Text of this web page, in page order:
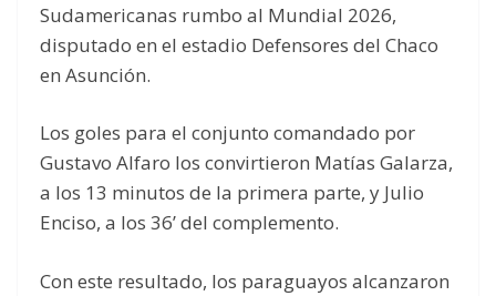
Sudamericanas rumbo al Mundial 2026,
disputado en el estadio Defensores del Chaco
en Asunción.
Los goles para el conjunto comandado por
Gustavo Alfaro los convirtieron Matías Galarza,
a los 13 minutos de la primera parte, y Julio
Enciso, a los 36’ del complemento.
Con este resultado, los paraguayos alcanzaron